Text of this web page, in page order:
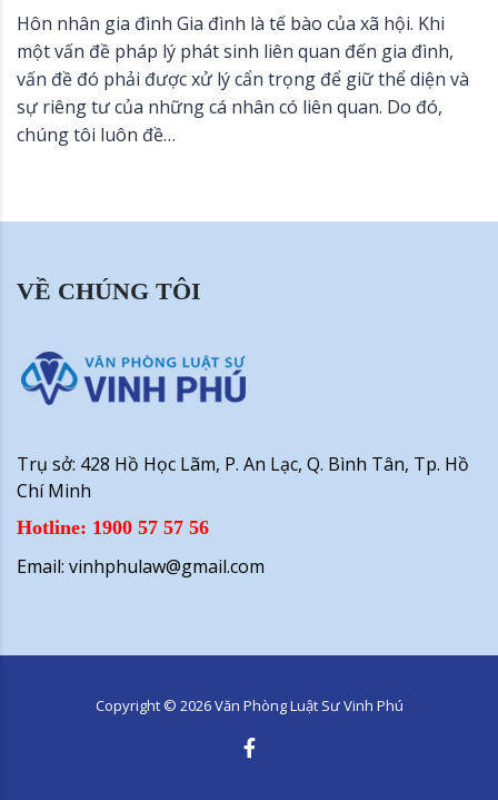
Hôn nhân gia đình Gia đình là tế bào của xã hội. Khi
một vấn đề pháp lý phát sinh liên quan đến gia đình,
vấn đề đó phải được xử lý cẩn trọng để giữ thể diện và
sự riêng tư của những cá nhân có liên quan. Do đó,
chúng tôi luôn đề…
VỀ CHÚNG TÔI
Trụ sở: 428 Hồ Học Lãm, P. An Lạc, Q. Bình Tân, Tp. Hồ
Chí Minh
Hotline: 1900 57 57 56
Email: vinhphulaw@gmail.com
Copyright © 2026Văn Phòng Luật Sư Vinh Phú